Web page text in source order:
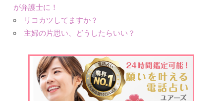
が弁護士に！
リコカツしてますか？
主婦の片思い、どうしたらいい？